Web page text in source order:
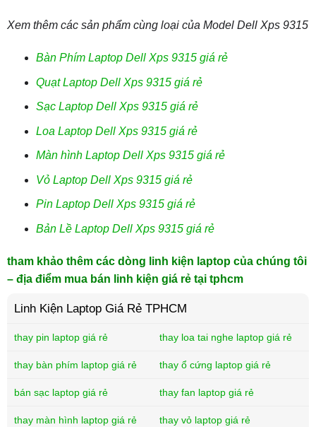
Xem thêm các sản phẩm cùng loại của Model Dell Xps 9315
Bàn Phím Laptop Dell Xps 9315 giá rẻ
Quạt Laptop Dell Xps 9315 giá rẻ
Sạc Laptop Dell Xps 9315 giá rẻ
Loa Laptop Dell Xps 9315 giá rẻ
Màn hình Laptop Dell Xps 9315 giá rẻ
Vỏ Laptop Dell Xps 9315 giá rẻ
Pin Laptop Dell Xps 9315 giá rẻ
Bản Lề Laptop Dell Xps 9315 giá rẻ
tham khảo thêm các dòng linh kiện laptop của chúng tôi
– địa điểm mua bán linh kiện giá rẻ tại tphcm
Linh Kiện Laptop Giá Rẻ TPHCM
thay pin laptop giá rẻ thay loa tai nghe laptop giá rẻ
thay bàn phím laptop giá rẻ thay ổ cứng laptop giá rẻ
bán sạc laptop giá rẻ thay fan laptop giá rẻ
thay màn hình laptop giá rẻ thay vỏ laptop giá rẻ